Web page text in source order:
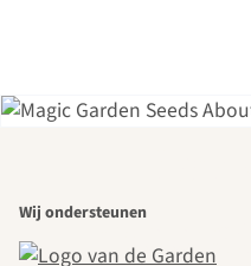
Wij ondersteunen